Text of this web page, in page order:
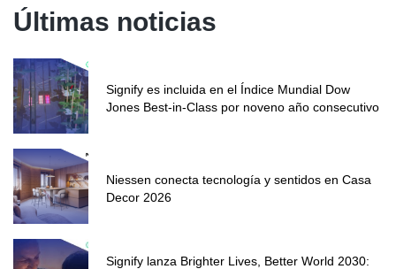
Últimas noticias
Signify es incluida en el Índice Mundial Dow
Jones Best-in-Class por noveno año consecutivo
Niessen conecta tecnología y sentidos en Casa
Decor 2026
Signify lanza Brighter Lives, Better World 2030: